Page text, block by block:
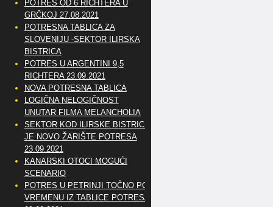
POTRES OD 6 RICHTERA U
GRČKOJ 27.08.2021
POTRESNA TABLICA ZA
SLOVENIJU -SEKTOR ILIRSKA
BISTRICA
POTRES U ARGENTINI 9,5
RICHTERA 23.09.2021
NOVA POTRESNA TABLICA
LOGIČNA NELOGIČNOST
UNUTAR FILMA MELANCHOLIA
SEKTOR KOD ILIRSKE BISTRICE
JE NOVO ŽARIŠTE POTRESA
23.09.2021
KANARSKI OTOCI MOGUĆI
SCENARIO
POTRES U PETRINJI TOČNO PO
VREMENU IZ TABLICE POTRESA